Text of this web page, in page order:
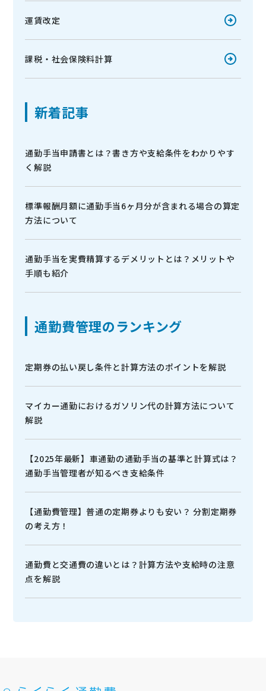
運賃改定
課税・社会保険料計算
新着記事
通勤手当申請書とは？書き方や支給条件をわかりやす
く解説
標準報酬月額に通勤手当6ヶ月分が含まれる場合の算定
方法について
通勤手当を実費精算するデメリットとは？メリットや
手順も紹介
通勤費管理のランキング
定期券の払い戻し条件と計算方法のポイントを解説
マイカー通勤におけるガソリン代の計算方法について
解説
【2025年最新】車通勤の通勤手当の基準と計算式は？
通勤手当管理者が知るべき支給条件
【通勤費管理】普通の定期券よりも安い？ 分割定期券
の考え方！
通勤費と交通費の違いとは？計算方法や支給時の注意
点を解説